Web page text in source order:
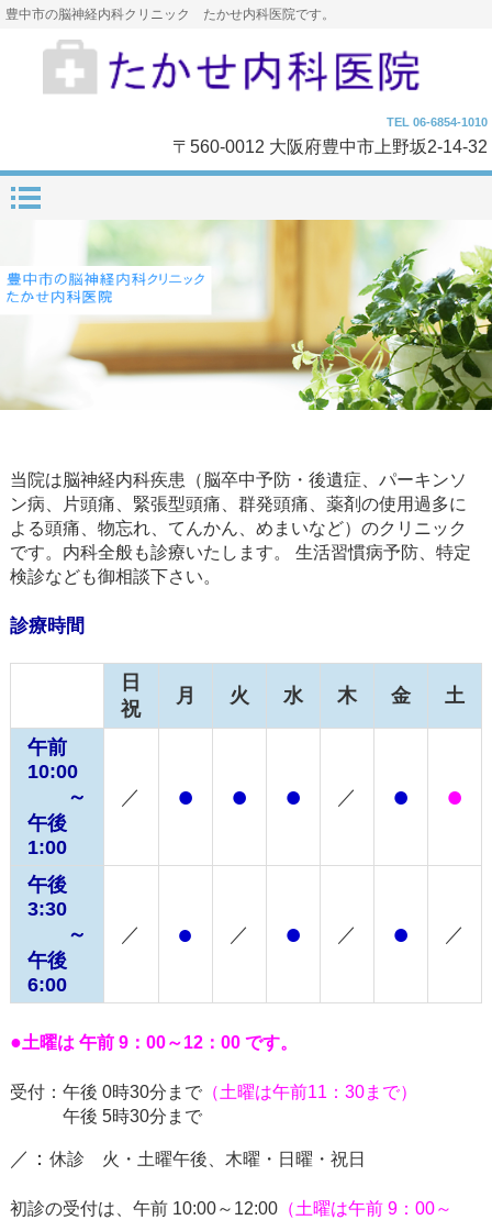
豊中市の脳神経内科クリニック たかせ内科医院です。
TEL 06-6854-1010
〒560-0012 大阪府豊中市上野坂2-14-32
当院は脳神経内科疾患（脳卒中予防・後遺症、パーキンソ
ン病、片頭痛、緊張型頭痛、群発頭痛、薬剤の使用過多に
よる頭痛、物忘れ、てんかん、めまいなど）のクリニック
です。内科全般も診療いたします。 生活習慣病予防、特定
検診なども御相談下さい。
診療時間
日
祝
月 火 水 木 金 土
午前
10:00
～
午後
1:00
／ ● ● ● ／ ● ●
午後
3:30
～
午後
6:00
／ ● ／ ● ／ ● ／
●土曜は 午前 9：00～12：00 です。
受付：午後 0時30分まで（土曜は午前11：30まで）
午後 5時30分まで
／： 休診 火・土曜午後、木曜・日曜・祝日
初診の受付は、午前 10:00～12:00（土曜は午前 9：00～